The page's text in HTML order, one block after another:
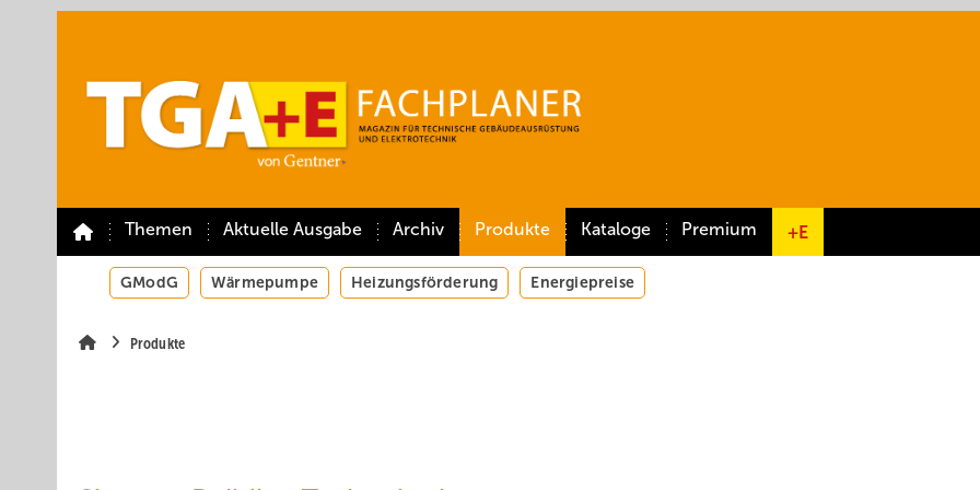
Themen Aktuelle Ausgabe Archiv Produkte Kataloge Premium +E
GModG Wärmepumpe Heizungsförderung Energiepreise
Produkte